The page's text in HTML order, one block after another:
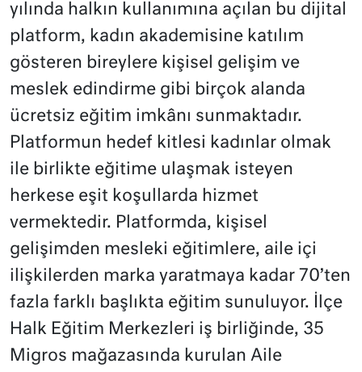
yılında halkın kullanımına açılan bu dijital
platform, kadın akademisine katılım
gösteren bireylere kişisel gelişim ve
meslek edindirme gibi birçok alanda
ücretsiz eğitim imkânı sunmaktadır.
Platformun hedef kitlesi kadınlar olmak
ile birlikte eğitime ulaşmak isteyen
herkese eşit koşullarda hizmet
vermektedir. Platformda, kişisel
gelişimden mesleki eğitimlere, aile içi
ilişkilerden marka yaratmaya kadar 70’ten
fazla farklı başlıkta eğitim sunuluyor. İlçe
Halk Eğitim Merkezleri iş birliğinde, 35
Migros mağazasında kurulan Aile